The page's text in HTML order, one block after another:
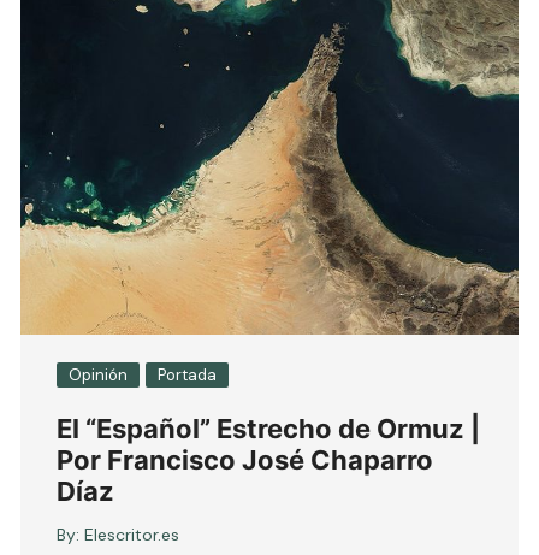
Opinión Portada
El “Español” Estrecho de Ormuz |
Por Francisco José Chaparro
Díaz
By: Elescritor.es